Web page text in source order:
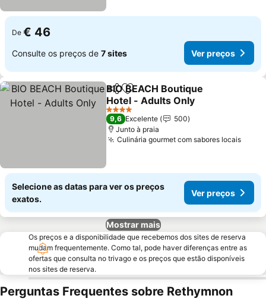
De € 46
Consulte os preços de 7 sites Ver preços
PartilharAdicionar aos favoritos
BIO BEACH Boutique
Hotel - Adults Only
Ver preços
4 Estrelas
9,6 Excelente
500
Junto à praia
Culinária gourmet com sabores locaisVer
Selecione as datas para ver os preços
exatos.
Ver preços
Mostrar mais
Os preços e a disponibilidade que recebemos dos sites de reserva
mudam frequentemente. Como tal, pode haver diferenças entre as
ofertas que consulta no trivago e os preços que estão disponíveis
nos sites de reserva.
Perguntas Frequentes sobre Rethymnon